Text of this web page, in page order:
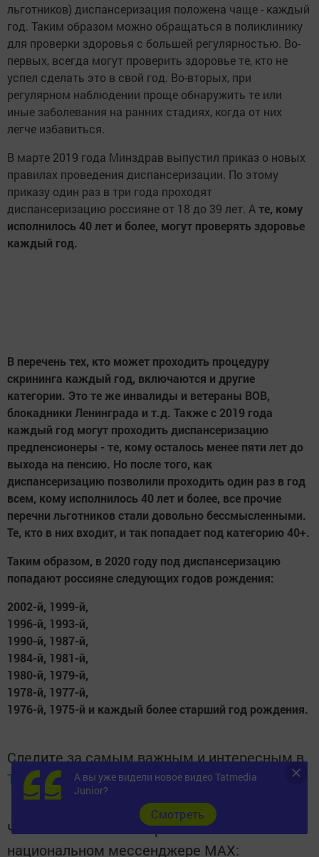
льготников) диспансеризация положена чаще - каждый
год. Таким образом можно обращаться в поликлинику
для проверки здоровья с большей регулярностью. Во-
первых, всегда могут проверить здоровье те, кто не
успел сделать это в свой год. Во-вторых, при
регулярном наблюдении проще обнаружить те или
иные заболевания на ранних стадиях, когда от них
легче избавиться.
В марте 2019 года Минздрав выпустил приказ о новых
правилах проведения диспансеризации. По этому
приказу один раз в три года проходят
диспансеризацию россияне от 18 до 39 лет. Ате, кому
исполнилось 40 лет и более, могут проверять здоровье
каждый год.
В перечень тех, кто может проходить процедуру
скрининга каждый год, включаются и другие
категории. Это те же инвалиды и ветераны ВОВ,
блокадники Ленинграда и т.д. Также с 2019 года
каждый год могут проходить диспансеризацию
предпенсионеры - те, кому осталось менее пяти лет до
выхода на пенсию. Но после того, как
диспансеризацию позволили проходить один раз в год
всем, кому исполнилось 40 лет и более, все прочие
перечни льготников стали довольно бессмысленными.
Те, кто в них входит, и так попадает под категорию 40+.
Таким образом, в 2020 году под диспансеризацию
попадают россияне следующих годов рождения:
2002-й, 1999-й,
1996-й, 1993-й,
1990-й, 1987-й,
1984-й, 1981-й,
1980-й, 1979-й,
1978-й, 1977-й,
1976-й, 1975-й и каждый более старший год рождения.
Следите за самым важным и интересным в
Telegram-канале Татмедиа
Читайте новости Татарстана в
национальном мессенджере MАХ:
А вы уже видели новое видео Tatmedia
Junior?
Cмотреть